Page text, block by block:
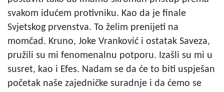
svakom idućem protivniku. Kao da je finale
Svjetskog prvenstva. To želim prenijeti na
momčad. Kruno, Joke Vranković i ostatak Saveza,
pružili su mi fenomenalnu potporu. Izašli su mi u
susret, kao i Efes. Nadam se da će to biti uspješan
početak naše zajedničke suradnje i da ćemo se